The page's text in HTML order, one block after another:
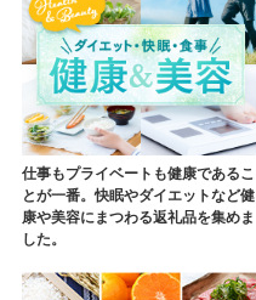
仕事もプライベートも健康であるこ
とが一番。快眠やダイエットなど健
康や美容にまつわる返礼品を集めま
した。